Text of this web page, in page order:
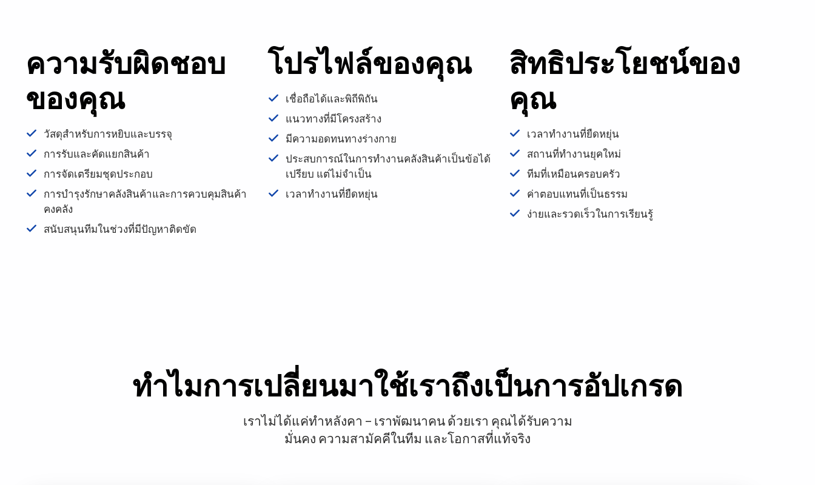
ความรับผิดชอบ
ของคุณ
วัสดุสำหรับการหยิบและบรรจุ
การรับและคัดแยกสินค้า
การจัดเตรียมชุดประกอบ
การบำรุงรักษาคลังสินค้าและการควบคุมสินค้า
คงคลัง
สนับสนุนทีมในช่วงที่มีปัญหาติดขัด
โปรไฟล์ของคุณ
เชื่อถือได้และพิถีพิถัน
แนวทางที่มีโครงสร้าง
มีความอดทนทางร่างกาย
ประสบการณ์ในการทำงานคลังสินค้าเป็นข้อได้
เปรียบ แต่ไม่จำเป็น
เวลาทำงานที่ยืดหยุ่น
สิทธิประโยชน์ของ
คุณ
เวลาทำงานที่ยืดหยุ่น
สถานที่ทำงานยุคใหม่
ทีมที่เหมือนครอบครัว
ค่าตอบแทนที่เป็นธรรม
ง่ายและรวดเร็วในการเรียนรู้
ทำไมการเปลี่ยนมาใช้เราถึงเป็นการอัปเกรด
เราไม่ได้แค่ทำหลังคา – เราพัฒนาคน ด้วยเรา คุณได้รับความ
มั่นคง ความสามัคคีในทีม และโอกาสที่แท้จริง